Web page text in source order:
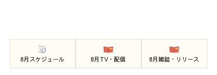
8月スケジュール 8月TV・配信 8月雑誌・リリース